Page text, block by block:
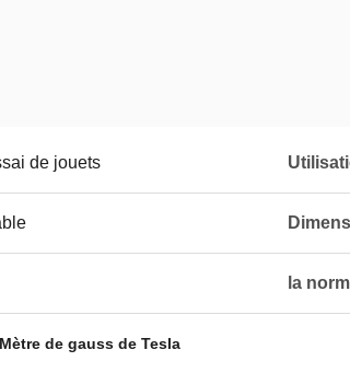
de jouets
la
Mètre de gauss de Tesla